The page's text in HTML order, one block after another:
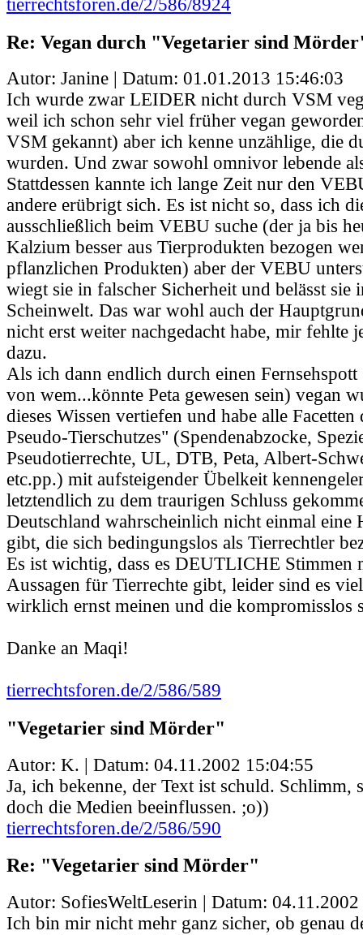
tierrechtsforen.de/2/586/8924
Re: Vegan durch "Vegetarier sind
Autor: Janine | Datum: 01.01.2013 15:46:03
Ich wurde zwar LEIDER nicht durch VSM
weil ich schon sehr viel früher vegan
VSM gekannt) aber ich kenne unzählige, die
wurden. Und zwar sowohl omnivor lebende
Stattdessen kannte ich lange Zeit nur den
andere erübrigt sich. Es ist nicht so, dass ich
ausschließlich beim VEBU suche (der ja bis
Kalzium besser aus Tierprodukten bezogen
pflanzlichen Produkten) aber der VEBU
wiegt sie in falscher Sicherheit und belässt sie
Scheinwelt. Das war wohl auch der
nicht erst weiter nachgedacht habe, mir fehlte
dazu.
Als ich dann endlich durch einen
von wem...könnte Peta gewesen sein) vegan
dieses Wissen vertiefen und habe alle Facetten
Pseudo-Tierschutzes" (Spendenabzocke,
Pseudotierrechte, UL, DTB, Peta, Albert-
etc.pp.) mit aufsteigender Übelkeit
letztendlich zu dem traurigen Schluss
Deutschland wahrscheinlich nicht einmal eine
gibt, die sich bedingungslos als Tierrechtler
Es ist wichtig, dass es DEUTLICHE Stimmen
Aussagen für Tierrechte gibt, leider sind es
wirklich ernst meinen und die kompromisslos
Danke an Maqi!
tierrechtsforen.de/2/586/589
"Vegetarier sind Mörder"
Autor: K. | Datum: 04.11.2002 15:04:55
Ja, ich bekenne, der Text ist schuld. Schlimm,
doch die Medien beeinflussen. ;o))
tierrechtsforen.de/2/586/590
Re: "Vegetarier sind Mörder"
Autor: SofiesWeltLeserin | Datum:
Ich bin mir nicht mehr ganz sicher, ob genau